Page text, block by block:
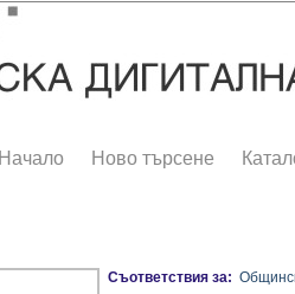
Начало Ново търсене
Съответствия за: